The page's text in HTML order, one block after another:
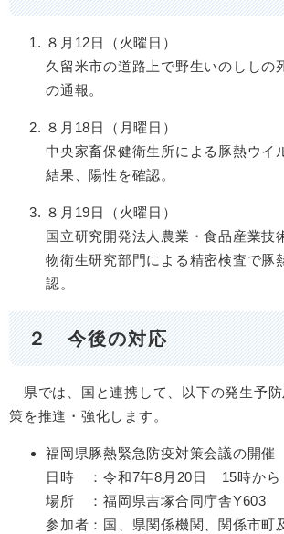
８月12日（火曜日）
久留米市の道路上で野生いのししの
の通報。
８月18日（月曜日）
中央家畜保健衛生所による豚熱ウイ
結果、陽性を確認。
８月19日（火曜日）
国立研究開発法人農業・食品産業技
物衛生研究部門による精密検査で豚
認。
２ 今後の対応
県では、国と連携して、以下の発生予
策を推進・強化します。
福岡県豚熱緊急防疫対策会議の開催
日時 ：令和7年8月20日 15時から
場所 ：福岡県吉塚合同庁舎Y603
参加者：国、県関係機関、関係市町